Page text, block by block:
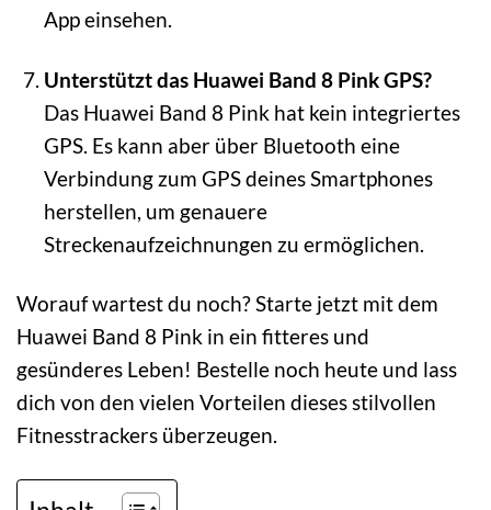
App einsehen.
Unterstützt das Huawei Band 8 Pink GPS?
Das Huawei Band 8 Pink hat kein integriertes
GPS. Es kann aber über Bluetooth eine
Verbindung zum GPS deines Smartphones
herstellen, um genauere
Streckenaufzeichnungen zu ermöglichen.
Worauf wartest du noch? Starte jetzt mit dem
Huawei Band 8 Pink in ein fitteres und
gesünderes Leben! Bestelle noch heute und lass
dich von den vielen Vorteilen dieses stilvollen
Fitnesstrackers überzeugen.